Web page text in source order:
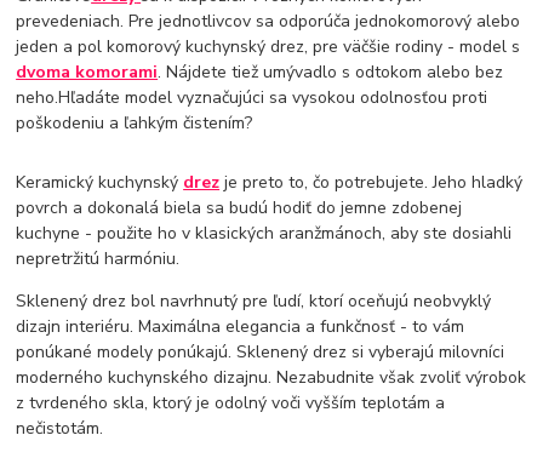
prevedeniach. Pre jednotlivcov sa odporúča jednokomorový alebo
jeden a pol komorový kuchynský drez, pre väčšie rodiny - model s
dvoma komorami. Nájdete tiež umývadlo s odtokom alebo bez
neho.Hľadáte model vyznačujúci sa vysokou odolnosťou proti
poškodeniu a ľahkým čistením?
Keramický kuchynský drez je preto to, čo potrebujete. Jeho hladký
povrch a dokonalá biela sa budú hodiť do jemne zdobenej
kuchyne - použite ho v klasických aranžmánoch, aby ste dosiahli
nepretržitú harmóniu.
Sklenený drez bol navrhnutý pre ľudí, ktorí oceňujú neobvyklý
dizajn interiéru. Maximálna elegancia a funkčnosť - to vám
ponúkané modely ponúkajú. Sklenený drez si vyberajú milovníci
moderného kuchynského dizajnu. Nezabudnite však zvoliť výrobok
z tvrdeného skla, ktorý je odolný voči vyšším teplotám a
nečistotám.